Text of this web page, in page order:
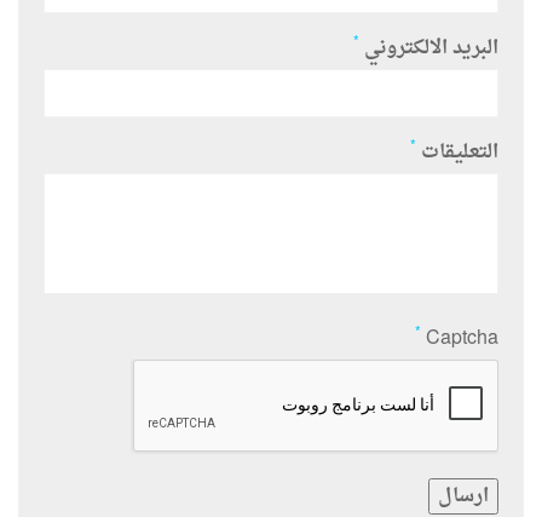
البريد الالكتروني *
التعليقات *
Captcha
*
ارسال